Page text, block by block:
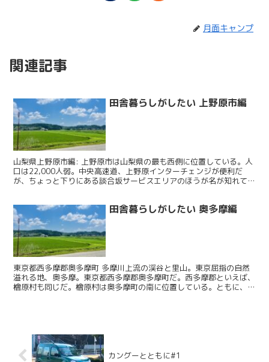
月面キャンプ
関連記事
田舎暮らしがしたい 上野原市編
山梨県上野原市編: 上野原市は山梨県の最も西側に位置している。人
口は22,000人弱。中央高速道、上野原インターチェンジが便利だ
が、ちょっと下りにある談合坂サービスエリアのほうが名が知れてい
田舎暮らしがしたい 奥多摩編
東京都西多摩郡奥多摩町 多摩川上流の渓谷と里山。東京屈指の自然
溢れる地、奥多摩。東京都西多摩郡奥多摩町だ。西多摩郡といえば、
檜原村も同じだ。檜原村は奥多摩町の南に位置している。ともに、東
カングーとともに#1